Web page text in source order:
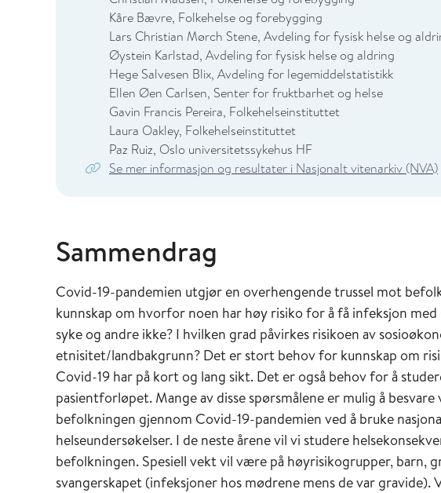
Kåre Bævre, Folkehelse og forebygging
Lars Christian Mørch Stene, Avdeling for fysisk helse og
Øystein Karlstad, Avdeling for fysisk helse og aldring
Hege Salvesen Blix, Avdeling for legemiddelstatistikk
Ellen Øen Carlsen, Senter for fruktbarhet og helse
Gavin Francis Pereira, Folkehelseinstituttet
Laura Oakley, Folkehelseinstituttet
Paz Ruiz, Oslo universitetssykehus HF
Se mer informasjon og resultater i Nasjonalt vitenarkiv (NVA)
Sammendrag
Covid-19-pandemien utgjør en overhengende trussel mot
kunnskap om hvorfor noen har høy risiko for å få infeksjon
syke og andre ikke? I hvilken grad påvirkes risikoen av
etnisitet/landbakgrunn? Det er stort behov for kunnskap om
Covid-19 har på kort og lang sikt. Det er også behov for å
pasientforløpet. Mange av disse spørsmålene er mulig å
befolkningen gjennom Covid-19-pandemien ved å bruke
helseundersøkelser. I de neste årene vil vi studere
befolkningen. Spesiell vekt vil være på høyrisikogrupper, barn,
svangerskapet (infeksjoner hos mødrene mens de var